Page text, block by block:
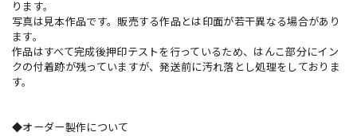
ります。
写真は見本作品です。販売する作品とは印面が若干異なる場合があり
ます。
作品はすべて完成後押印テストを行っているため、はんこ部分にイン
クの付着跡が残っていますが、発送前に汚れ落とし処理をしておりま
す。
◆オーダー製作について